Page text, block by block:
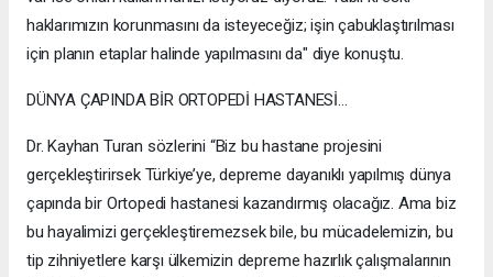
haklarımızın korunmasını da isteyeceğiz; işin çabuklaştırılması
için planın etaplar halinde yapılmasını da" diye konuştu.
DÜNYA ÇAPINDA BİR ORTOPEDİ HASTANESİ…
Dr. Kayhan Turan sözlerini “Biz bu hastane projesini
gerçekleştirirsek Türkiye’ye, depreme dayanıklı yapılmış dünya
çapında bir Ortopedi hastanesi kazandırmış olacağız. Ama biz
bu hayalimizi gerçekleştiremezsek bile, bu mücadelemizin, bu
tip zihniyetlere karşı ülkemizin depreme hazırlık çalışmalarının